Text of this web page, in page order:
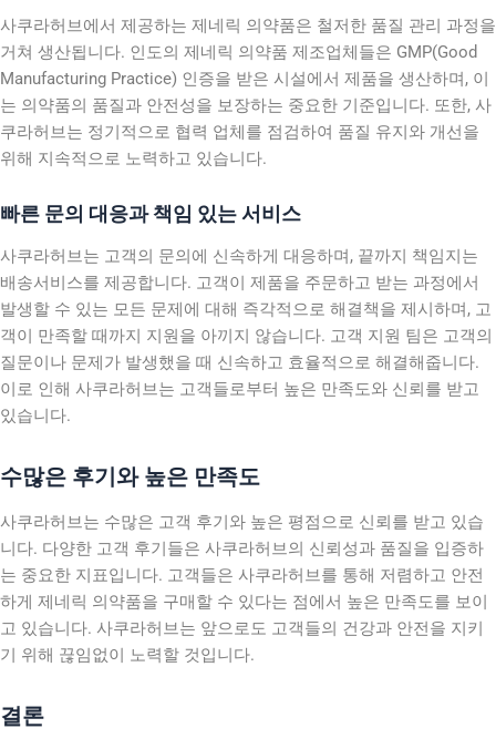
사쿠라허브에서 제공하는 제네릭 의약품은 철저한 품질 관리 과정을
거쳐 생산됩니다. 인도의 제네릭 의약품 제조업체들은 GMP(Good
Manufacturing Practice) 인증을 받은 시설에서 제품을 생산하며, 이
는 의약품의 품질과 안전성을 보장하는 중요한 기준입니다. 또한, 사
쿠라허브는 정기적으로 협력 업체를 점검하여 품질 유지와 개선을
위해 지속적으로 노력하고 있습니다.
빠른 문의 대응과 책임 있는 서비스
사쿠라허브는 고객의 문의에 신속하게 대응하며, 끝까지 책임지는
배송서비스를 제공합니다. 고객이 제품을 주문하고 받는 과정에서
발생할 수 있는 모든 문제에 대해 즉각적으로 해결책을 제시하며, 고
객이 만족할 때까지 지원을 아끼지 않습니다. 고객 지원 팀은 고객의
질문이나 문제가 발생했을 때 신속하고 효율적으로 해결해줍니다.
이로 인해 사쿠라허브는 고객들로부터 높은 만족도와 신뢰를 받고
있습니다.
수많은 후기와 높은 만족도
사쿠라허브는 수많은 고객 후기와 높은 평점으로 신뢰를 받고 있습
니다. 다양한 고객 후기들은 사쿠라허브의 신뢰성과 품질을 입증하
는 중요한 지표입니다. 고객들은 사쿠라허브를 통해 저렴하고 안전
하게 제네릭 의약품을 구매할 수 있다는 점에서 높은 만족도를 보이
고 있습니다. 사쿠라허브는 앞으로도 고객들의 건강과 안전을 지키
기 위해 끊임없이 노력할 것입니다.
결론